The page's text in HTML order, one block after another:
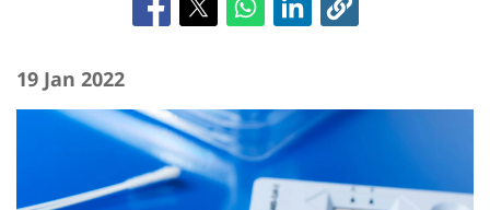
19 Jan 2022